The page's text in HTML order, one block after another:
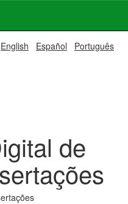
English Español Português
de